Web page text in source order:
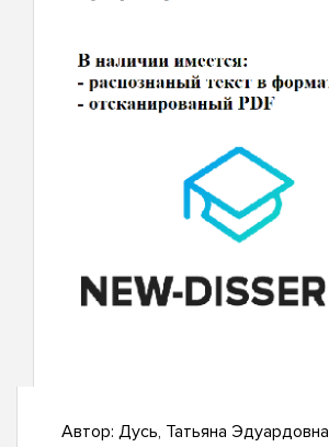
Автор: Дусь, Татьяна Эдуардовна